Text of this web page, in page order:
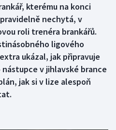
kterému na konci
nechytá, v
roli trenéra brankářů.
ligového
ukázal, jak připravuje
v jihlavské brance
jak si v lize alespoň